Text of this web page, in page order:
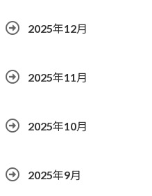
2025年12月
2025年11月
2025年10月
2025年9月